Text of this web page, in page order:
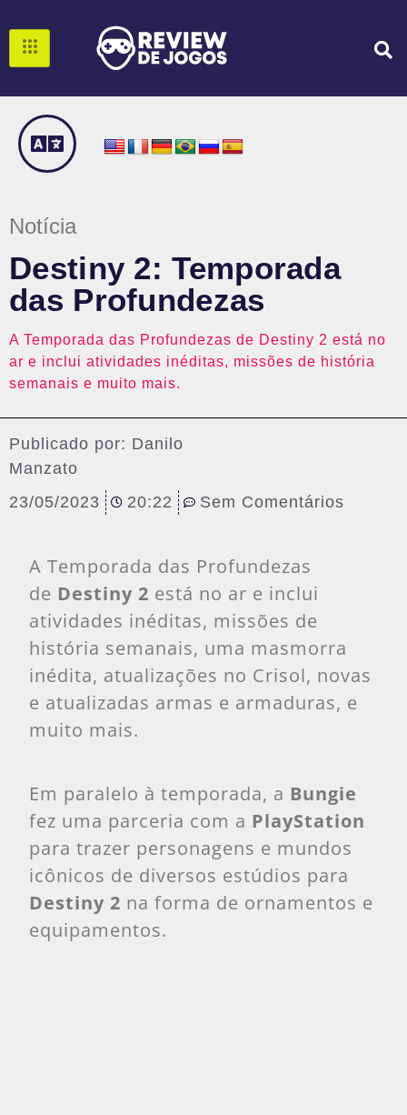
Notícia
Destiny 2: Temporada
das Profundezas
A Temporada das Profundezas de Destiny 2 está no
ar e inclui atividades inéditas, missões de história
semanais e muito mais.
Publicado por: Danilo
Manzato
23/05/2023
20:22 Sem Comentários
A Temporada das Profundezas
de Destiny 2 está no ar e inclui
atividades inéditas, missões de
história semanais, uma masmorra
inédita, atualizações no Crisol, novas
e atualizadas armas e armaduras, e
muito mais.
Em paralelo à temporada, a Bungie
fez uma parceria com a PlayStation
para trazer personagens e mundos
icônicos de diversos estúdios para
Destiny 2 na forma de ornamentos e
equipamentos.